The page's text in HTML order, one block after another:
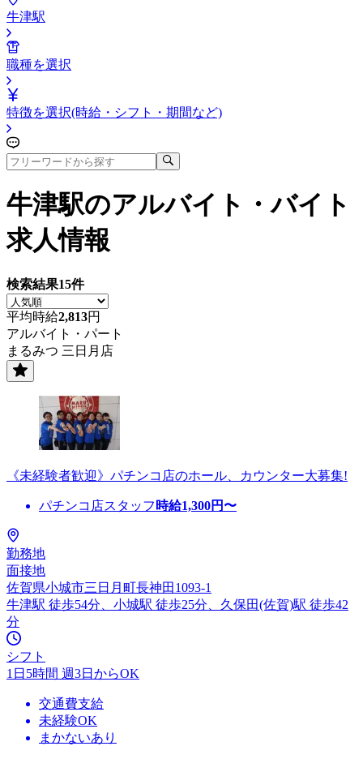
牛津駅
職種を選択
特徴を選択(時給・シフト・期間など)
牛津駅のアルバイト・バイト
求人情報
検索結果15件
平均時給2,813円
アルバイト・パート
まるみつ 三日月店
《未経験者歓迎》パチンコ店のホール、カウンター大募集!
パチンコ店スタッフ 時給1,300円〜
勤務地
面接地
佐賀県小城市三日月町長神田1093-1
牛津駅 徒歩54分、小城駅 徒歩25分、久保田(佐賀)駅 徒歩42
分
シフト
1日5時間 週3日からOK
交通費支給
未経験OK
まかないあり